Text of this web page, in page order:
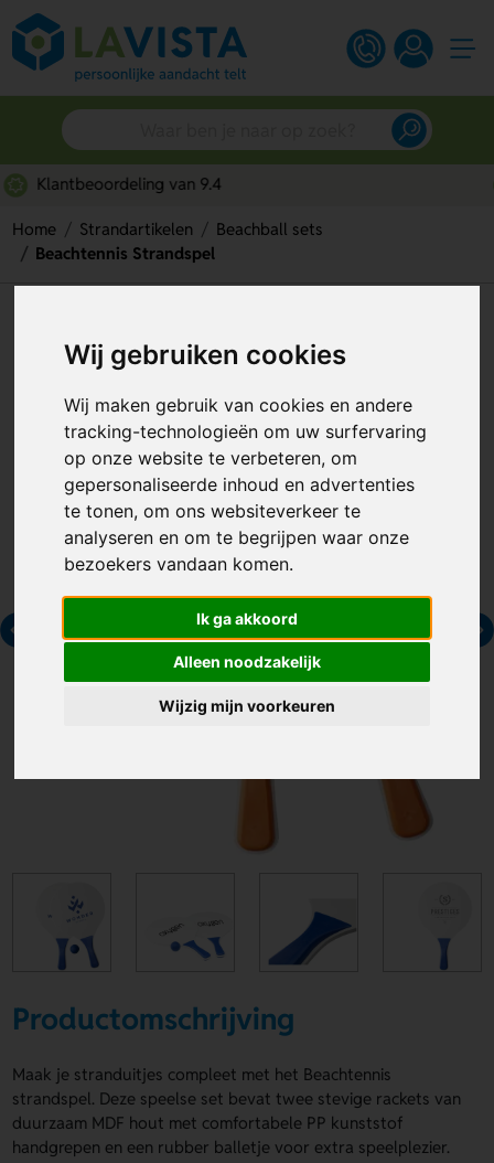
Wij gebruiken cookies
Wij maken gebruik van cookies en andere
tracking-technologieën om uw surfervaring
op onze website te verbeteren, om
gepersonaliseerde inhoud en advertenties
te tonen, om ons websiteverkeer te
analyseren en om te begrijpen waar onze
bezoekers vandaan komen.
Ik ga akkoord
Alleen noodzakelijk
Wijzig mijn voorkeuren
Snelle persoonlijke service
Home Strandartikelen
Beachball sets
Beachtennis Strandspel
Artikelnummer:293800
Productomschrijving
Maak je stranduitjes compleet met het Beachtennis
strandspel. Deze speelse set bevat twee stevige rackets van
duurzaam MDF hout met comfortabele PP kunststof
handgrepen en een rubber balletje voor extra speelplezier.